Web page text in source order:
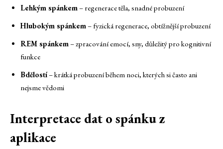
Lehkým spánkem– regenerace těla, snadné probuzení
Hlubokým spánkem– fyzická regenerace, obtížnější probuzení
REM spánkem– zpracování emocí, sny, důležitý pro kognitivní
funkce
Bdělostí– krátká probuzení během noci, kterých si často ani
nejsme vědomi
Interpretace dat o spánku z
aplikace